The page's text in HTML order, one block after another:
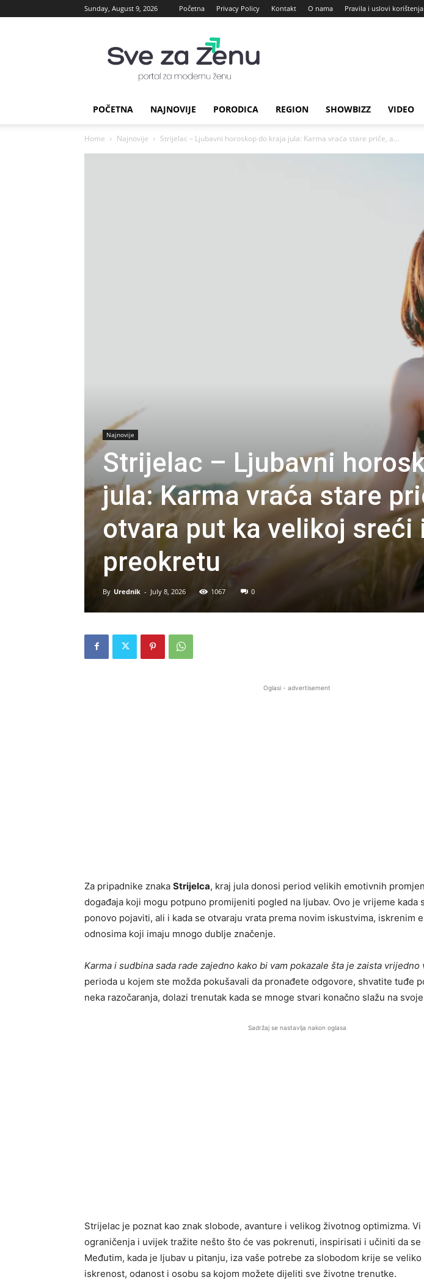
Sunday, August 9, 2026 Početna Privacy Policy Kontakt O nama Pravila i uslovi korištenja
za
Zenu
POČETNA NAJNOVIJE PORODICA REGION SHOWBIZZ VIDEO
Home Najnovije Strijelac – Ljubavni horoskop do kraja jula: Karma vraća stare priče, a...
Najnovije
Strijelac – Ljubavni
jula: Karma vraća stare
otvara put ka velikoj
preokretu
By Urednik - July 8, 2026 1067 0
Oglasi - advertisement
Za pripadnike znaka Strijelca, kraj jula donosi period velikih emotivnih
događaja koji mogu potpuno promijeniti pogled na ljubav. Ovo je vrijeme kada
ponovo pojaviti, ali i kada se otvaraju vrata prema novim iskustvima, iskrenim
odnosima koji imaju mnogo dublje značenje.
Karma i sudbina sada rade zajedno kako bi vam pokazale šta je zaista vrijedno
perioda u kojem ste možda pokušavali da pronađete odgovore, shvatite tuđe
neka razočaranja, dolazi trenutak kada se mnoge stvari konačno slažu na
Sadržaj se nastavlja nakon oglasa
Strijelac je poznat kao znak slobode, avanture i velikog životnog optimizma. Vi
ograničenja i uvijek tražite nešto što će vas pokrenuti, inspirisati i učiniti da se
Međutim, kada je ljubav u pitanju, iza vaše potrebe za slobodom krije se
iskrenost, odanost i osobu sa kojom možete dijeliti sve životne trenutke.